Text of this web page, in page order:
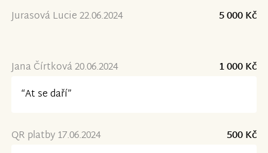
Jurasová Lucie 22.06.2024 5 000 Kč
Jana Čírtková 20.06.2024
1 000 Kč
“At se daří”
QR platby 17.06.2024
500 Kč